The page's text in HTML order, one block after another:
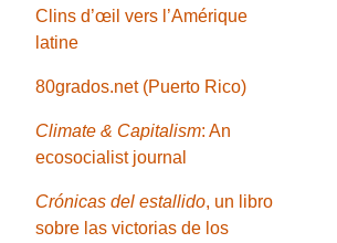
Clins d’œil vers l’Amérique
latine
80grados.net (Puerto Rico)
Climate & Capitalism: An
ecosocialist journal
Crónicas del estallido, un libro
sobre las victorias de los